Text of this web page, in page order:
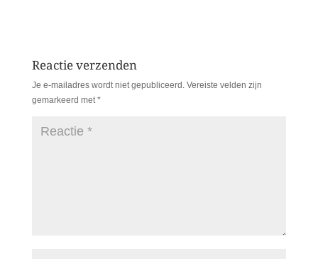
Reactie verzenden
Je e-mailadres wordt niet gepubliceerd. Vereiste velden zijn
gemarkeerd met*